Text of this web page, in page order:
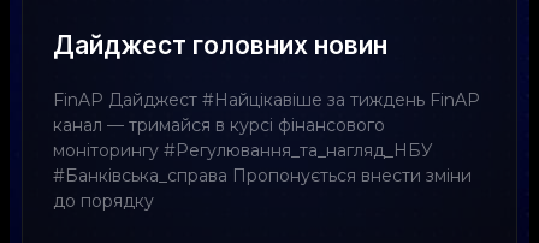
Дайджест головних новин
FinAP Дайджест #Найцікавіше за тиждень FinAP
канал — тримайся в курсі фінансового
моніторингу #Регулювання_та_нагляд_НБУ
#Банківська_справа Пропонується внести зміни
до порядку